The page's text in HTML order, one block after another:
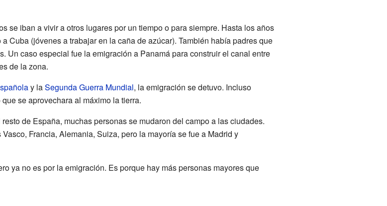
se iban a vivir a otros lugares por un tiempo o para siempre. Hasta los años
Cuba (jóvenes a trabajar en la caña de azúcar). También había padres que
Un caso especial fue la emigración a Panamá para construir el canal entre
de la zona.
y laSegunda Guerra Mundial, la emigración se detuvo. Incluso
se aprovechara al máximo la tierra.
de España, muchas personas se mudaron del campo a las ciudades.
Francia, Alemania, Suiza, pero la mayoría se fue a Madrid y
ya no es por la emigración. Es porque hay más personas mayores que